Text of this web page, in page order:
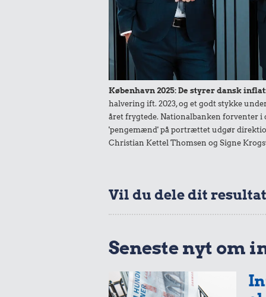
12 kr.
Dæk
18 kr.
Mallorca
0,52 kr. Æble
København 2025: De styrer dansk
halvering ift. 2023, og et godt stykke
året frygtede. Nationalbanken forventer i
'pengemænd' på portrættet udgør
Christian Kettel Thomsen og Signe
Vil du dele dit
Seneste nyt om